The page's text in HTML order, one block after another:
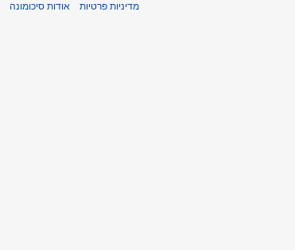
מדיניות פרטיות אודות סיכומונה